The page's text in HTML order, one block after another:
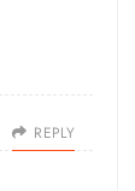
REPLY